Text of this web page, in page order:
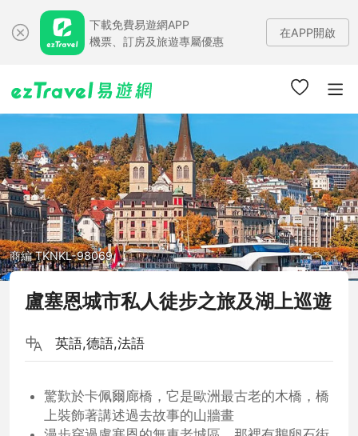
下載免費易遊網APP
機票、訂房及旅遊專屬優惠
在APP開啟
商編 TKNKL-98069
盧塞恩城市私人徒步之旅及湖上巡遊
英語,德語,法語
驚歎於卡佩爾廊橋，它是歐洲最古老的木橋，橋
上裝飾著講述過去故事的山牆畫